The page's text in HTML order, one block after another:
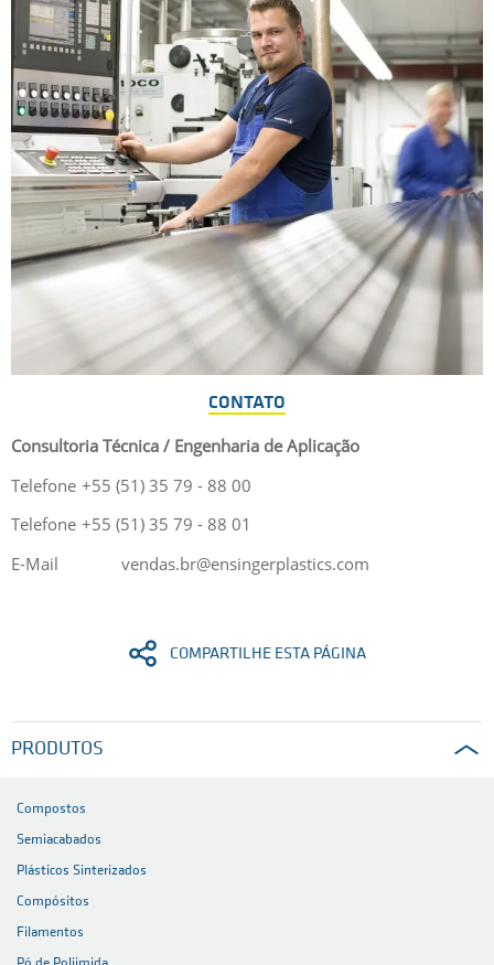
CONTATO
Consultoria Técnica / Engenharia de Aplicação
Telefone +55 (51) 35 79 - 88 00
Telefone +55 (51) 35 79 - 88 01
E-Mail
vendas.br@ensingerplastics.com
COMPARTILHE ESTA PÁGINA
PRODUTOS
Compostos
Semiacabados
Plásticos Sinterizados
Compósitos
Filamentos